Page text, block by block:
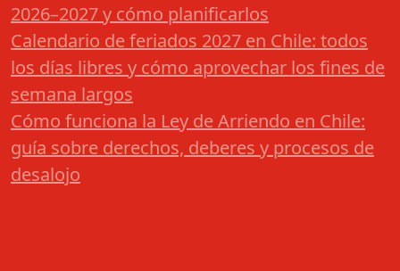
2026–2027 y cómo planificarlos
Calendario de feriados 2027 en Chile: todos
los días libres y cómo aprovechar los fines de
semana largos
Cómo funciona la Ley de Arriendo en Chile:
guía sobre derechos, deberes y procesos de
desalojo